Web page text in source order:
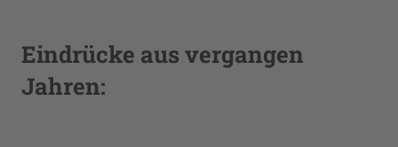
Eindrücke aus vergangen
Jahren: